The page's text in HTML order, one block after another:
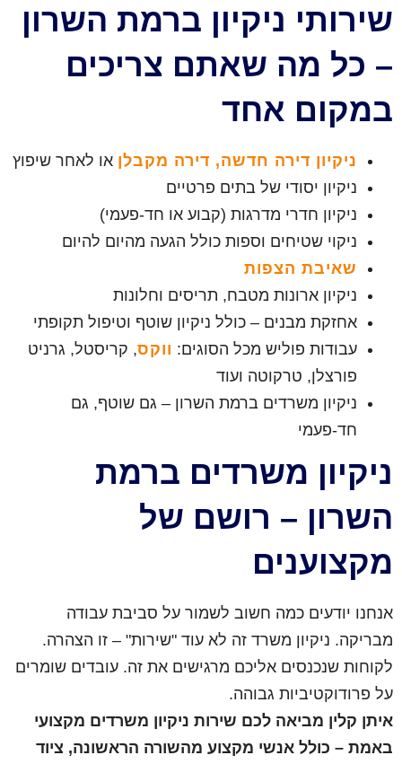
שירותי ניקיון ברמת השרון
– כל מה שאתם צריכים
במקום אחד
ניקיון דירה חדשה, דירה מקבלן או לאחר שיפוץ
ניקיון יסודי של בתים פרטיים
ניקיון חדרי מדרגות (קבוע או חד-פעמי)
ניקוי שטיחים וספות כולל הגעה מהיום להיום
שאיבת הצפות
ניקיון ארונות מטבח, תריסים וחלונות
אחזקת מבנים – כולל ניקיון שוטף וטיפול תקופתי
עבודות פוליש מכל הסוגים: ווקס, קריסטל, גרניט
פורצלן, טרקוטה ועוד
ניקיון משרדים ברמת השרון – גם שוטף, גם
חד-פעמי
ניקיון משרדים ברמת
השרון – רושם של
מקצוענים
אנחנו יודעים כמה חשוב לשמור על סביבת עבודה
מבריקה. ניקיון משרד זה לא עוד "שירות" – זו הצהרה.
לקוחות שנכנסים אליכם מרגישים את זה. עובדים שומרים
על פרודוקטיביות גבוהה.
איתן קלין מביאה לכם שירות ניקיון משרדים מקצועי
באמת – כולל אנשי מקצוע מהשורה הראשונה, ציוד